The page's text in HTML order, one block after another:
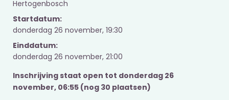
Hertogenbosch
Startdatum:
donderdag 26 november, 19:30
Einddatum:
donderdag 26 november, 21:00
Inschrijving staat open tot donderdag 26
november, 06:55 (nog 30 plaatsen)